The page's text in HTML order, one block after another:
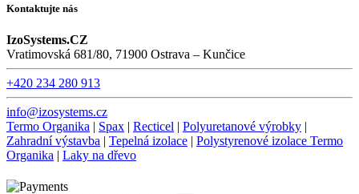
Kontaktujte nás
IzoSystems.CZ
Vratimovská 681/80, 71900 Ostrava – Kunčice
+420 234 280 913
info@izosystems.cz
Termo Organika | Spax | Recticel | Polyuretanové výrobky |
Zahradní výstavba | Tepelná izolace | Polystyrenové izolace Termo
Organika | Laky na dřevo